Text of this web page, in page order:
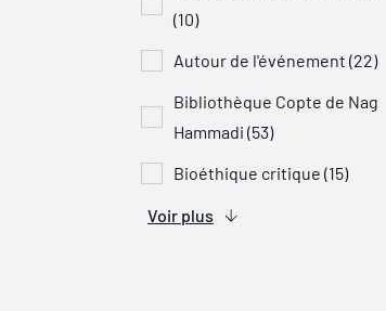
(10)
Autour de l'événement (22)
Bibliothèque Copte de Nag
Hammadi (53)
Bioéthique critique (15)
Voir plus